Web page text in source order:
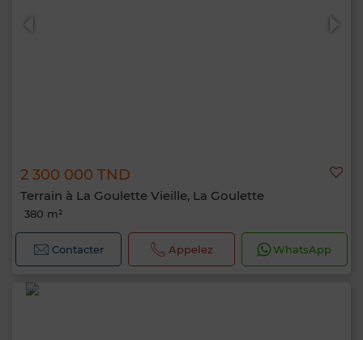
2 300 000 TND
Terrain à La Goulette Vieille, La Goulette
380 m²
Contacter Appelez WhatsApp